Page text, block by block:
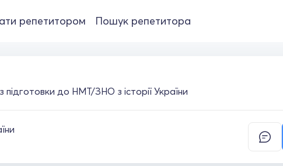
репетитором Пошук репетитора
до НМТ/ЗНО з історії України